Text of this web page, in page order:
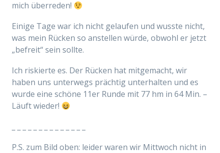
mich überreden!
Einige Tage war ich nicht gelaufen und wusste nicht,
was mein Rücken so anstellen würde, obwohl er jetzt
„befreit“ sein sollte.
Ich riskierte es. Der Rücken hat mitgemacht, wir
haben uns unterwegs prächtig unterhalten und es
wurde eine schöne 11er Runde mit 77 hm in 64 Min. –
Läuft wieder!
P.S. zum Bild oben: leider waren wir Mittwoch nicht in